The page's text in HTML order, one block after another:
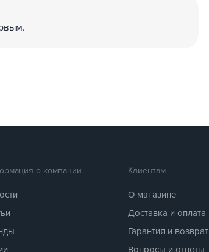
о компании Клиентам
О магазине
Доставка и оплата
Гарантия и возврат
Вопросы и ответы